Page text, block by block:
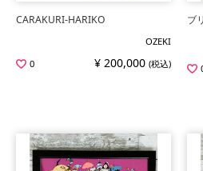
CARAKURI-HARIKO
OZEKI
0
¥ 200,000 (税込)
ブ